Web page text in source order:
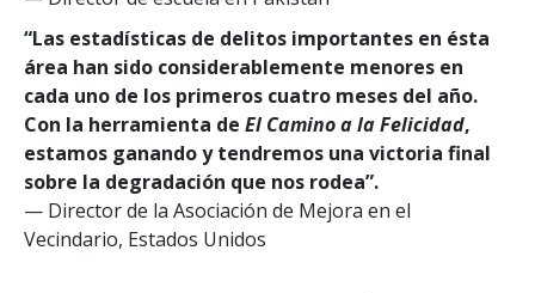
“Las estadísticas de delitos importantes en ésta
área han sido considerablemente menores en
cada uno de los primeros cuatro meses del año.
Con la herramienta de El Camino a la Felicidad,
estamos ganando y tendremos una victoria final
sobre la degradación que nos rodea”.
— Director de la Asociación de Mejora en el
Vecindario, Estados Unidos